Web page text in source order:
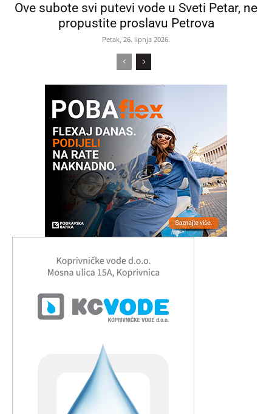
Ove subote svi putevi vode u Sveti Petar, ne
propustite proslavu Petrova
Petak, 26. lipnja 2026.